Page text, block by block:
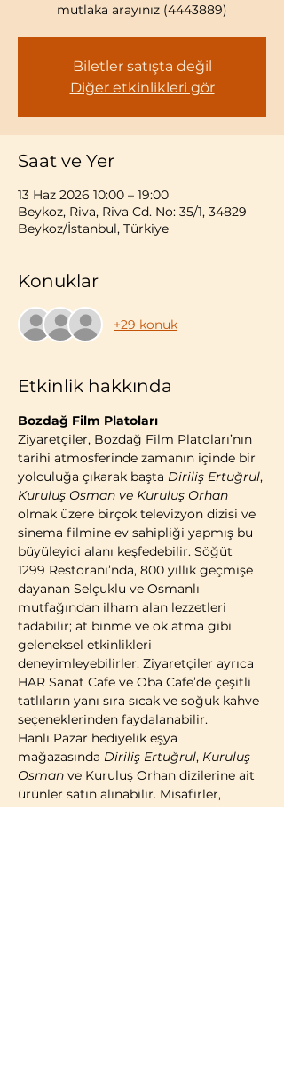
mutlaka arayınız (4443889)
Biletler satışta değil
Diğer etkinlikleri gör
Saat ve Yer
13 Haz 2026 10:00 – 19:00
Beykoz, Riva, Riva Cd. No: 35/1, 34829
Beykoz/İstanbul, Türkiye
Konuklar
+29 konuk
Etkinlik hakkında
Bozdağ Film Platoları
Ziyaretçiler, Bozdağ Film Platoları’nın
tarihi atmosferinde zamanın içinde bir
yolculuğa çıkarak başta Diriliş Ertuğrul,
Kuruluş Osman ve Kuruluş Orhan
olmak üzere birçok televizyon dizisi ve
sinema filmine ev sahipliği yapmış bu
büyüleyici alanı keşfedebilir. Söğüt
1299 Restoranı’nda, 800 yıllık geçmişe
dayanan Selçuklu ve Osmanlı
mutfağından ilham alan lezzetleri
tadabilir; at binme ve ok atma gibi
geleneksel etkinlikleri
deneyimleyebilirler. Ziyaretçiler ayrıca
HAR Sanat Cafe ve Oba Cafe’de çeşitli
tatlıların yanı sıra sıcak ve soğuk kahve
seçeneklerinden faydalanabilir.
Hanlı Pazar hediyelik eşya
mağazasında Diriliş Ertuğrul, Kuruluş
Osman ve Kuruluş Orhan dizilerine ait
ürünler satın alınabilir. Misafirler,
geleneksel Türk çadırı konseptinde